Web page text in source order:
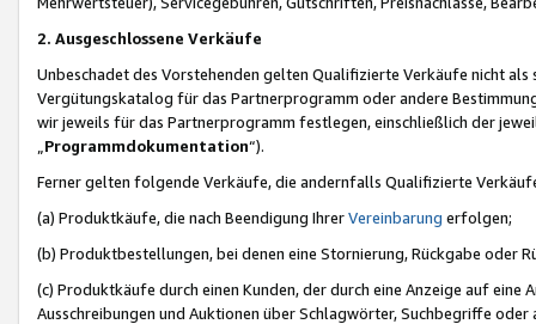
2. Ausgeschlossene Verkäufe
Unbeschadet des Vorstehenden gelten Qualifizierte Verkäufe nicht
Vergütungskatalog für das Partnerprogramm oder andere
wir jeweils für das Partnerprogramm festlegen, einschließlich der
Programmdokumentation“).
Ferner gelten folgende Verkäufe, die andernfalls Qualifizierte
(a) Produktkäufe, die nach Beendigung IhrerVereinbarung erfolgen;
(b) Produktbestellungen, bei denen eine Stornierung, Rückgabe oder
(c) Produktkäufe durch einen Kunden, der durch eine Anzeige auf
Ausschreibungen und Auktionen über Schlagwörter, Suchbegriffe